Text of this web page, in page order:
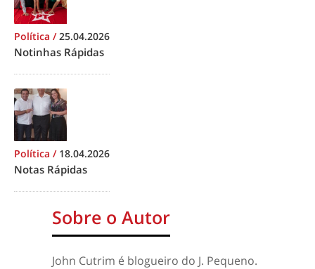
Política /25.04.2026
Notinhas Rápidas
Política / 18.04.2026
Notas Rápidas
Sobre o Autor
John Cutrim é blogueiro do J. Pequeno.